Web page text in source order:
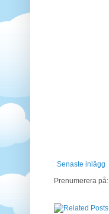
Senaste inlägg
Prenumerera på: